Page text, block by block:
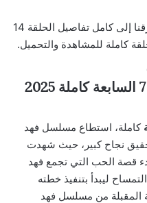
وهكذا سنختتم مقالنا هذا بعد أن تطرقنا إلى كامل تفاصيل الحلقة 14
كاملة للمشاهدة والتحميل.
مسلسل فهد البطل الحلقة 7 السابعة كاملة 2025
كاملة، استطاع مسلسل فهد
نجاح كبير، حيث شهدت
بدء قصة الحب التي تجمع فهد
ليبدأ بتنفيذ خطته
المقبلة من مسلسل فهد